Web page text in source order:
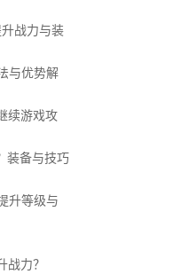
战力与装
与优势解
续游戏攻
装备与技巧
升等级与
力？